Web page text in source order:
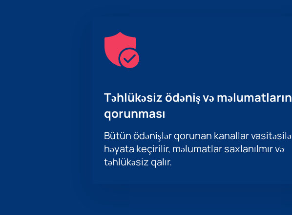
Təhlükəsiz ödəniş və məlumatların
qorunması
Bütün ödənişlər qorunan kanallar vasitəsilə
həyata keçirilir, məlumatlar saxlanılmır və
təhlükəsiz qalır.